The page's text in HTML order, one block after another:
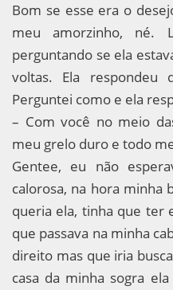
Bom se esse era o
meu amorzinho, né.
perguntando se ela
voltas. Ela respondeu
Perguntei como e ela
– Com você no meio
meu grelo duro e todo
Gentee, eu não
calorosa, na hora minha
queria ela, tinha que ter
que passava na minha
direito mas que iria
casa da minha sogra